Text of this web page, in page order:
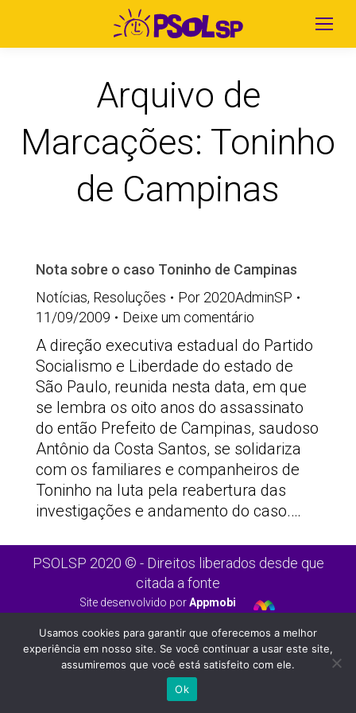
Arquivo de
Marcações: Toninho
de Campinas
Nota sobre o caso Toninho de Campinas
Notícias, Resoluções Por 2020AdminSP
11/09/2009
Deixe um comentário
A direção executiva estadual do Partido
Socialismo e Liberdade do estado de
São Paulo, reunida nesta data, em que
se lembra os oito anos do assassinato
do então Prefeito de Campinas, saudoso
Antônio da Costa Santos, se solidariza
com os familiares e companheiros de
Toninho na luta pela reabertura das
investigações e andamento do caso.…
PSOLSP 2020 © - Direitos liberados desde que
citada a fonte
Site desenvolvido porAppmobi
Usamos cookies para garantir que oferecemos a melhor
experiência em nosso site. Se você continuar a usar este site,
assumiremos que você está satisfeito com ele.
Ok